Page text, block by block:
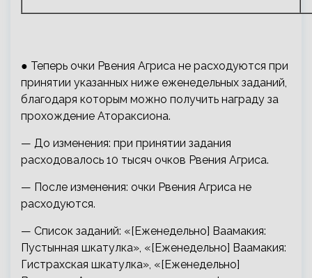
● Теперь очки Рвения Агриса не расходуются при
принятии указанных ниже еженедельных заданий,
благодаря которым можно получить награду за
прохождение Атораксиона.
— До изменения: при принятии задания
расходовалось 10 тысяч очков Рвения Агриса.
— После изменения: очки Рвения Агриса не
расходуются.
— Список заданий: «[Еженедельно] Ваамакия:
Пустынная шкатулка», «[Еженедельно] Ваамакия:
Гистрахская шкатулка», «[Еженедельно]